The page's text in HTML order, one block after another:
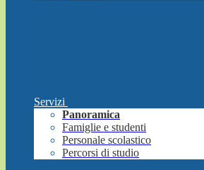
Servizi
Panoramica
Famiglie e studenti
Personale scolastico
Percorsi di studio